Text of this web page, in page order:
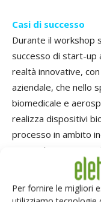
Per fornire le migliori
Casi di successo
Durante il workshop
successo di start-up
realtà innovative,
aziendale, che nello
biomedicale e
realizza dispositivi
processo in ambito
Easyvein
, un visore
venosi di un
aumentata aiuta i
ciò che ad occhio